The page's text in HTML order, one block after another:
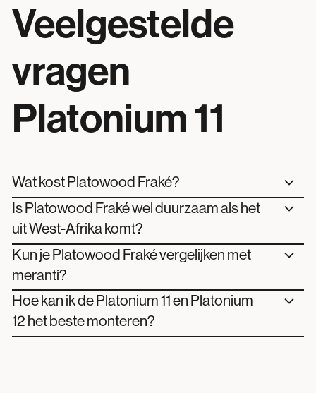
Veelgestelde
vragen
Platonium 11
Wat kost Platowood Fraké?
Is Platowood Fraké wel duurzaam als het
uit West-Afrika komt?
Kun je Platowood Fraké vergelijken met
meranti?
Hoe kan ik de Platonium 11 en Platonium
12 het beste monteren?